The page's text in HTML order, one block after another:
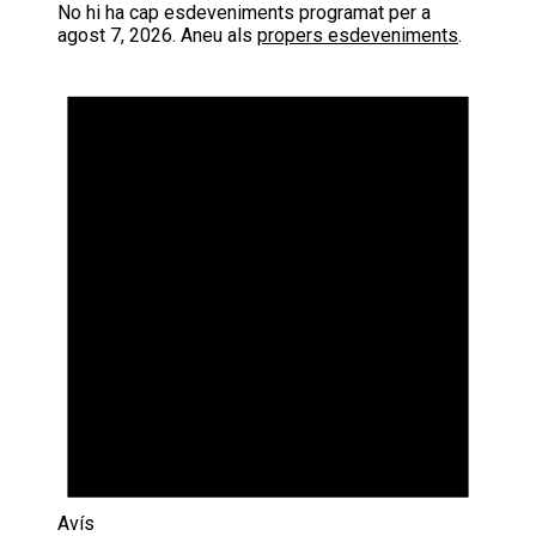
No hi ha cap esdeveniments programat per a
agost 7, 2026. Aneu als propers esdeveniments.
Avís